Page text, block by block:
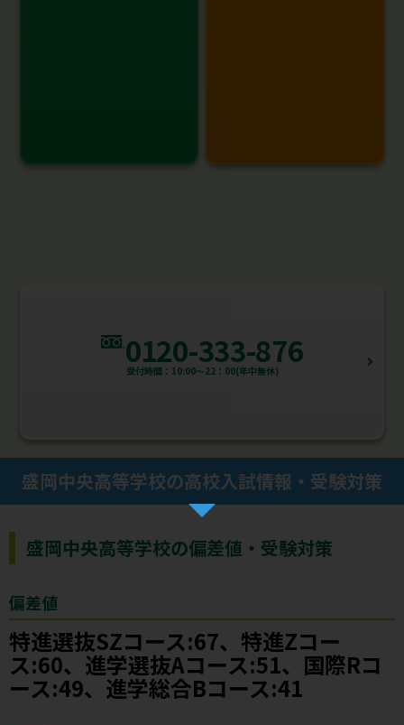
0120-333-876
受付時間：10:00～22：00(年中無休)
盛岡中央高等学校の高校入試情報・受験対策
盛岡中央高等学校の偏差値・受験対策
偏差値
特進選抜SZコース:67、特進Zコー
ス:60、進学選抜Aコース:51、国際Rコ
ース:49、進学総合Bコース:41